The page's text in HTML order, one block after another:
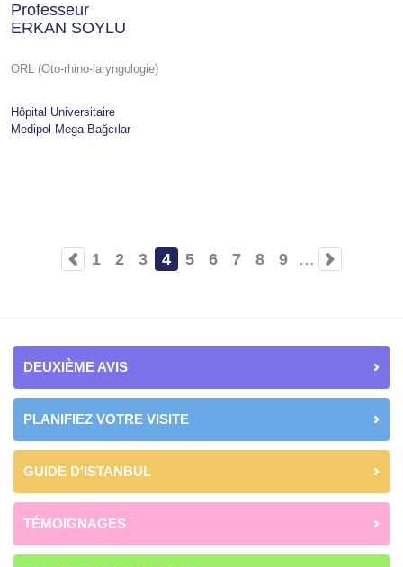
Professeur
ERKAN SOYLU
ORL (Oto-rhino-laryngologie)
Hôpital Universitaire
Medipol Mega Bağcılar
Page
1 Page
2 Page
3
Current
4 Page
5 Page
6 Page
7 Page
8 Page
9 …
DEUXIÈME AVIS
PLANIFIEZ VOTRE VISITE
GUIDE D'ISTANBUL
TÉMOIGNAGES